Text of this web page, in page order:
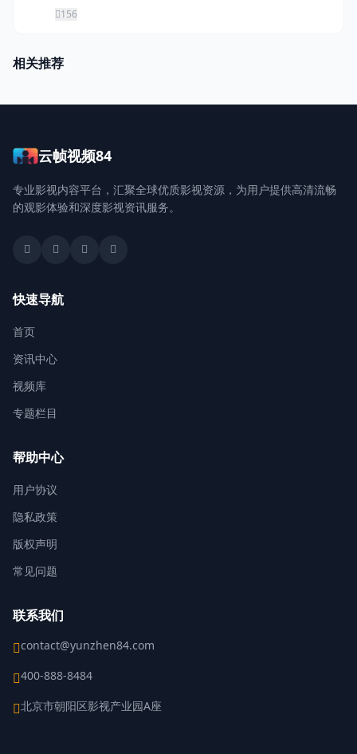
156
相关推荐
云帧视频84
专业影视内容平台，汇聚全球优质影视资源，为用户提供高清流畅
的观影体验和深度影视资讯服务。
快速导航
首页
资讯中心
视频库
专题栏目
帮助中心
用户协议
隐私政策
版权声明
常见问题
联系我们
contact@yunzhen84.com
400-888-8484
北京市朝阳区影视产业园A座